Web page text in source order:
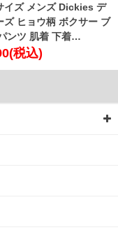
イズ メンズ Dickies デ
ズ ヒョウ柄 ボクサー ブ
ンツ 肌着 下着
税込)